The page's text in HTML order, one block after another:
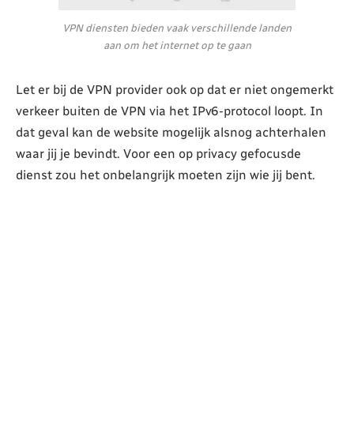
VPN diensten bieden vaak verschillende landen
aan om het internet op te gaan
Let er bij de VPN provider ook op dat er niet ongemerkt
verkeer buiten de VPN via het IPv6-protocol loopt. In
dat geval kan de website mogelijk alsnog achterhalen
waar jij je bevindt. Voor een op privacy gefocusde
dienst zou het onbelangrijk moeten zijn wie jij bent.